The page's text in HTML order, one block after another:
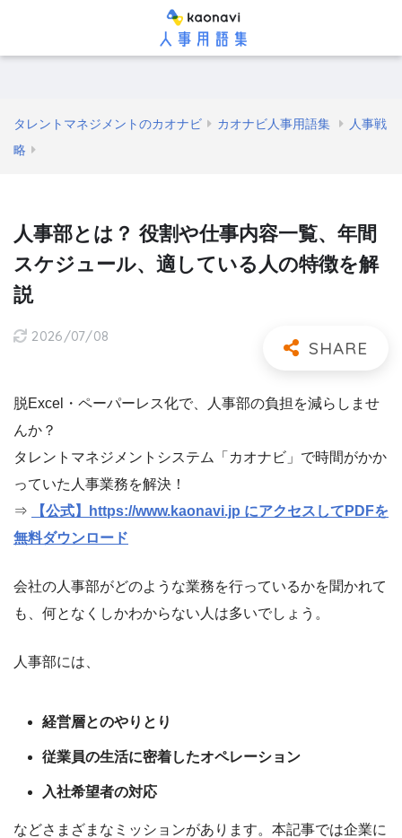
タレントマネジメントのカオナビ カオナビ人事用語集
人事戦
略
人事部とは？ 役割や仕事内容一覧、年間
スケジュール、適している人の特徴を解
説
2026/07/08
脱Excel・ペーパーレス化で、人事部の負担を減らしませ
んか？
タレントマネジメントシステム「カオナビ」で時間がかか
っていた人事業務を解決！
⇒
【公式】https://www.kaonavi.jp にアクセスしてPDFを
無料ダウンロード
会社の人事部がどのような業務を行っているかを聞かれて
も、何となくしかわからない人は多いでしょう。
人事部には、
経営層とのやりとり
従業員の生活に密着したオペレーション
入社希望者の対応
などさまざまなミッションがあります。本記事では企業に